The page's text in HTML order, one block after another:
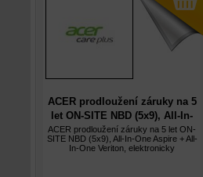
ACER prodloužení záruky na 5
let ON-SITE NBD (5x9), All-In-
One Aspire + All-In-One
Veriton, elektronicky
ACER prodloužení záruky na 5 let ON-
SITE NBD (5x9), All-In-One Aspire + All-
In-One Veriton, elektronicky